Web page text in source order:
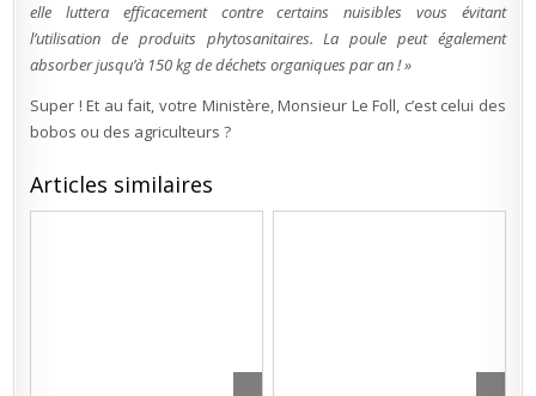
elle luttera efficacement contre certains nuisibles vous évitant
l’utilisation de produits phytosanitaires. La poule peut également
absorber jusqu’à 150 kg de déchets organiques par an ! »
Super ! Et au fait, votre Ministère, Monsieur Le Foll, c’est celui des
bobos ou des agriculteurs ?
Articles similaires